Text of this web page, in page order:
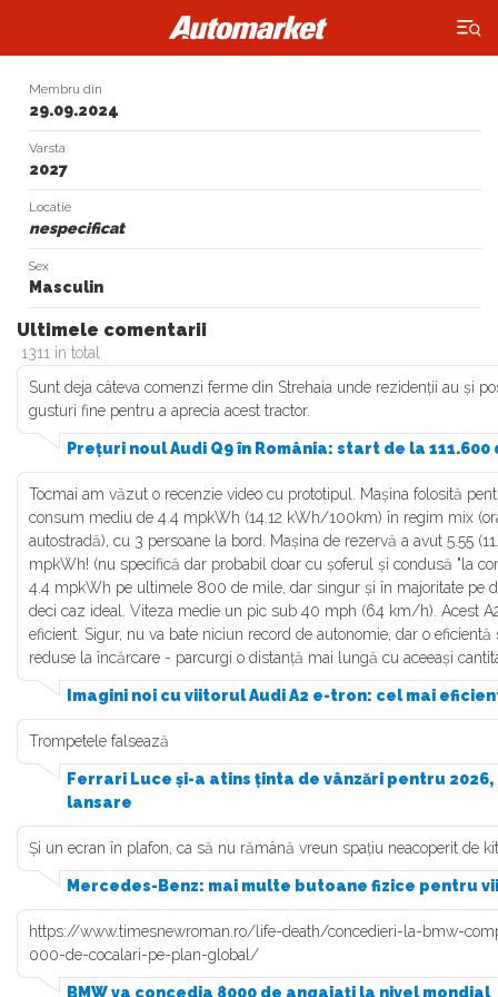
×
Membru din
29.09.2024
Varsta
2027
Locatie
nespecificat
Sex
Masculin
Ultimele comentarii
1311 in total
Sunt deja câteva comenzi ferme din Strehaia unde rezidenții au și
gusturi fine pentru a aprecia acest tractor.
Prețuri noul Audi Q9 în România: start de la 111.600
Tocmai am văzut o recenzie video cu prototipul. Mașina folosită
consum mediu de 4.4 mpkWh (14.12 kWh/100km) în regim mix
autostradă), cu 3 persoane la bord. Mașina de rezervă a avut 5.55
mpkWh! (nu specifică dar probabil doar cu șoferul și condusă "la
4.4 mpkWh pe ultimele 800 de mile, dar singur și în majoritate pe
deci caz ideal. Viteza medie un pic sub 40 mph (64 km/h). Acest
eficient. Sigur, nu va bate niciun record de autonomie, dar o
reduse la încărcare - parcurgi o distanță mai lungă cu aceeași
Imagini noi cu viitorul Audi A2 e-tron: cel mai
Trompetele falsează
Ferrari Luce și-a atins ținta de vânzări pentru
lansare
Și un ecran în plafon, ca să nu rămână vreun spațiu neacoperit de
Mercedes-Benz: mai multe butoane fizice pentru
https://www.timesnewroman.ro/life-death/concedieri-la-bmw-
000-de-cocalari-pe-plan-global/
BMW va concedia 8000 de angajați la nivel mondial